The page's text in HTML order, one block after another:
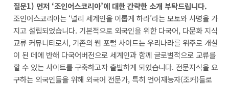
질문1) 먼저 ‘조인어스코리아’에 대한 간략한 소개 부탁드립니다.
조인어스코리아는 ‘널리 세계인을 이롭게 하라’라는 모토와 사명을 가
지고 설립되었습니다. 기본적으로 외국인을 위한 다국어, 다문화 지식
교류 커뮤니티로서, 기존의 웹 포털 사이트는 우리나라를 위주로 개설
이 된 데에 반해 다국어버전으로 세계인과 함께 글로벌적으로 교류를
할 수 있는 사이트를 구축하고자 출발하게 되었습니다. 전문지식을 요
구하는 외국인들을 위해 외국어 전문가, 특히 언어재능자(조커)들로